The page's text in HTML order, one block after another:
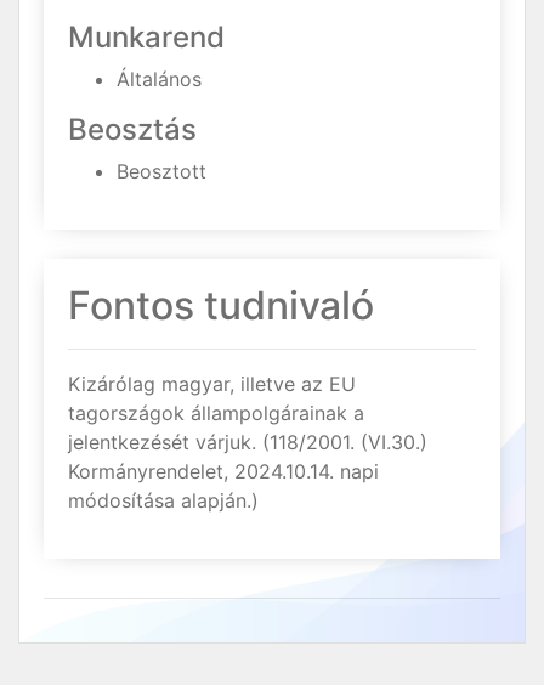
Munkarend
Általános
Beosztás
Beosztott
Fontos tudnivaló
Kizárólag magyar, illetve az EU
tagországok állampolgárainak a
jelentkezését várjuk. (118/2001. (VI.30.)
Kormányrendelet, 2024.10.14. napi
módosítása alapján.)